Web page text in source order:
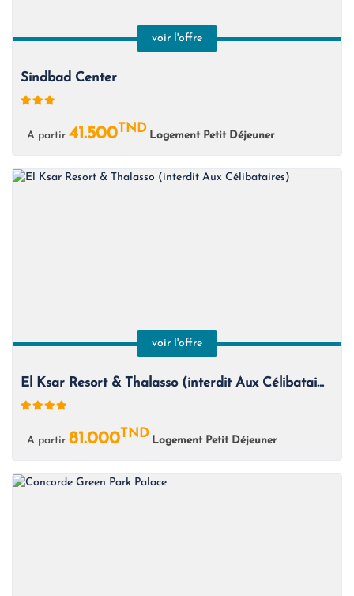
voir l'offre
Sindbad Center
A partir 41.500TND
Logement Petit Déjeuner
voir l'offre
El Ksar Resort & Thalasso (interdit Aux Célibataires)
A partir 81.000TND
Logement Petit Déjeuner